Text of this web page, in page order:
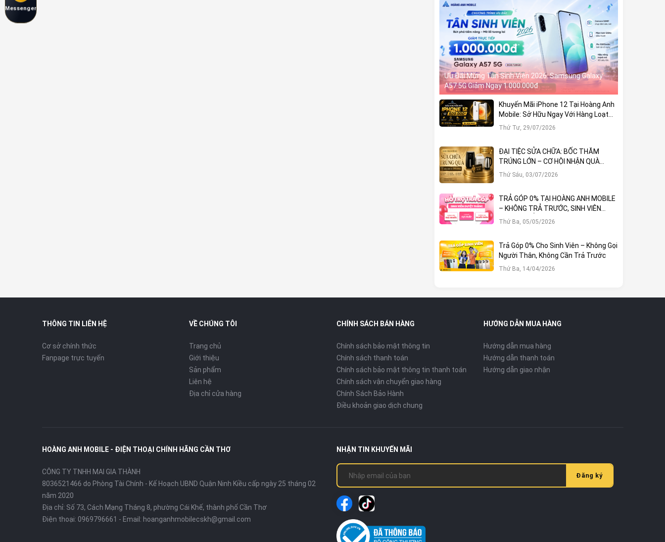
Ưu Đãi Mừng Tân Sinh Viên 2026: Samsung Galaxy
A57 5G Giảm Ngay 1.000.000đ
Khuyến Mãi iPhone 12 Tại Hoàng Anh
Mobile: Sở Hữu Ngay Với Hàng Loạt
Ưu Đãi Hấp Dẫn
Thứ Tư, 29/07/2026
ĐẠI TIỆC SỬA CHỮA: BỐC THĂM
TRÚNG LỚN – CƠ HỘI NHẬN QUÀ
KHỦNG TẠI HOÀNG ANH MOBILE
Thứ Sáu, 03/07/2026
TRẢ GÓP 0% TẠI HOÀNG ANH MOBILE
– KHÔNG TRẢ TRƯỚC, SINH VIÊN
DUYỆT THẲNG!
Thứ Ba, 05/05/2026
Trả Góp 0% Cho Sinh Viên – Không Gọi
Người Thân, Không Cần Trả Trước
Thứ Ba, 14/04/2026
THÔNG TIN LIÊN HỆ
Cơ sở chính thức
Fanpage trực tuyến
VỀ CHÚNG TÔI
Trang chủ
Giới thiệu
Sản phẩm
Liên hệ
Địa chỉ cửa hàng
CHÍNH SÁCH BÁN HÀNG
Chính sách bảo mật thông tin
Chính sách thanh toán
Chính sách bảo mật thông tin thanh toán
Chính sách vận chuyển giao hàng
Chính Sách Bảo Hành
Điều khoản giao dịch chung
HƯỚNG DẪN MUA HÀNG
Hướng dẫn mua hàng
Hướng dẫn thanh toán
Hướng dẫn giao nhận
HOÀNG ANH MOBILE - ĐIỆN THOẠI CHÍNH HÃNG CẦN THƠ
CÔNG TY TNHH MAI GIA THÀNH
8036521466 do Phòng Tài Chính - Kế Hoạch UBND Quận Ninh Kiều cấp ngày 25 tháng 02
năm 2020
Địa chỉ: Số 73, Cách Mạng Tháng 8, phường Cái Khế, thành phố Cần Thơ
Điện thoại: 0969796661 - Email: hoanganhmobilecskh@gmail.com
NHẬN TIN KHUYẾN MÃI
Đăng ký
Messenger